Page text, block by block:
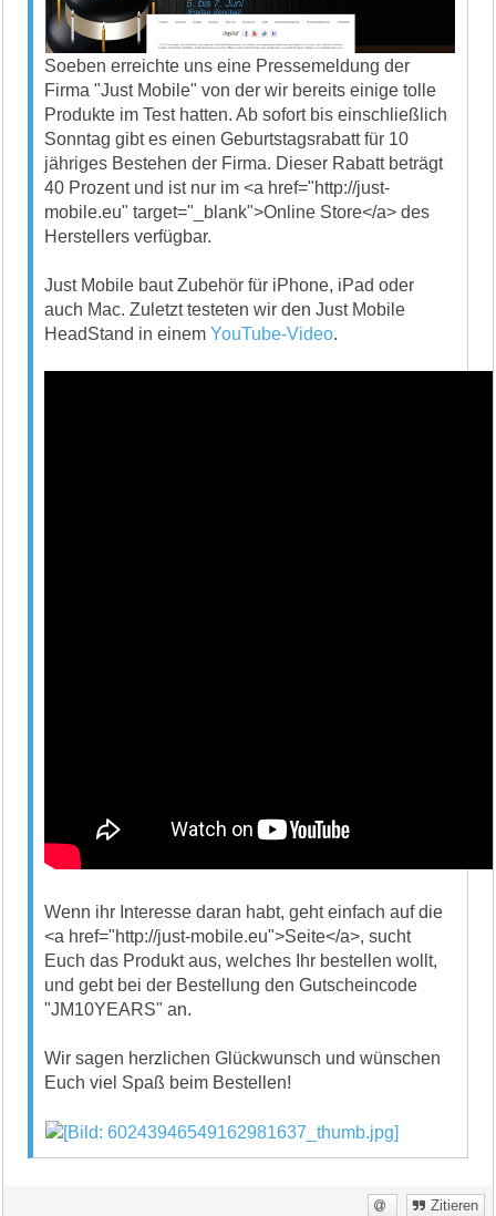
Soeben erreichte uns eine Pressemeldung der
Firma "Just Mobile" von der wir bereits einige tolle
Produkte im Test hatten. Ab sofort bis einschließlich
Sonntag gibt es einen Geburtstagsrabatt für 10
jähriges Bestehen der Firma. Dieser Rabatt beträgt
40 Prozent und ist nur im <a href="http://just-
mobile.eu" target="_blank">Online Store</a> des
Herstellers verfügbar.
Just Mobile baut Zubehör für iPhone, iPad oder
auch Mac. Zuletzt testeten wir den Just Mobile
HeadStand in einemYouTube-Video.
Wenn ihr Interesse daran habt, geht einfach auf die
<a href="http://just-mobile.eu">Seite</a>, sucht
Euch das Produkt aus, welches Ihr bestellen wollt,
und gebt bei der Bestellung den Gutscheincode
"JM10YEARS" an.
Wir sagen herzlichen Glückwunsch und wünschen
Euch viel Spaß beim Bestellen!
Zitieren